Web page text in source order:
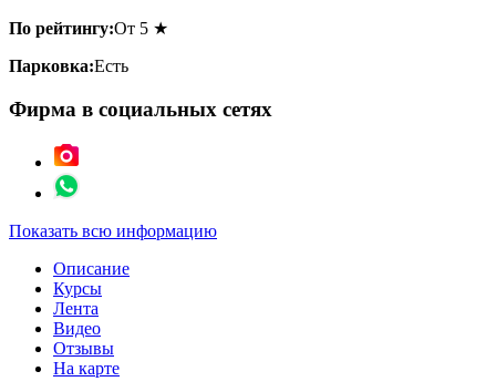
По рейтингу:От 5 ★
Парковка:Есть
Фирма в социальных сетях
Показать всю информацию
Описание
Курсы
Лента
Видео
Отзывы
На карте